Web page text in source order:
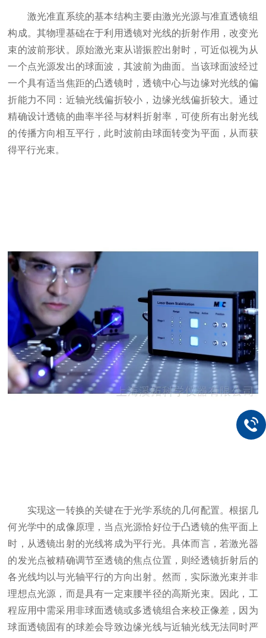
激光准直系统的基本结构主要由激光光源与准直透镜组
构成。其物理基础在于利用透镜对光线的折射作用，改变光
束的波前形状。原始激光束从谐振腔出射时，可近似视为从
一个点光源发出的球面波，其波前为曲面。当该球面波经过
一个具有适当焦距的凸透镜时，透镜中心与边缘对光线的偏
折能力不同：近轴光线偏折较小，边缘光线偏折较大。通过
精确设计透镜的曲率半径与材料折射率，可使所有出射光线
的传播方向相互平行，此时波前由球面转变为平面，从而获
得平行光束。
实现这一转换的关键在于光学系统的几何配置。根据几
何光学中的成像原理，当点光源恰好位于凸透镜的焦平面上
时，从透镜出射的光线将成为平行光。具体而言，若激光器
的发光点被精确调节至透镜的焦点位置，则经透镜折射后的
各光线均以与光轴平行的方向出射。然而，实际激光束并非
理想点光源，而是具有一定束腰半径的高斯光束。因此，工
程应用中需采用非球面透镜或多透镜组合来校正像差，因为
球面透镜固有的球差会导致边缘光线与近轴光线无法同时严